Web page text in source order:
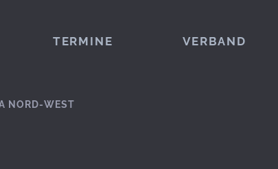
TERMINE VERBAND
NORD-WEST